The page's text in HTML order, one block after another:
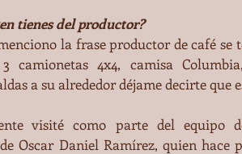
tienes del productor?
la frase productor de café se
camionetas 4x4, camisa
a su alrededor déjame decirte que
visité como parte del equipo
Oscar Daniel Ramírez, quien hace